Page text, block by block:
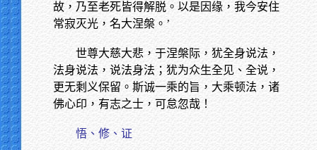
故，乃至老死皆得解脱。以是因缘，我今安住
常寂灭光，名大涅槃。’
世尊大慈大悲，于涅槃际，犹全身说法，
法身说法，说法身法；犹为众生全见、全说，
更无剩义保留。斯诚一乘的旨，大乘顿法，诸
佛心印，有志之士，可怠忽哉！
悟、修、证